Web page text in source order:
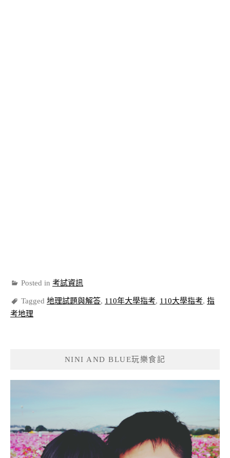
Posted in 考試資訊
Tagged 地理試題與解答, 110年大學指考, 110大學指考, 指
考地理
NINI AND BLUE玩樂食記